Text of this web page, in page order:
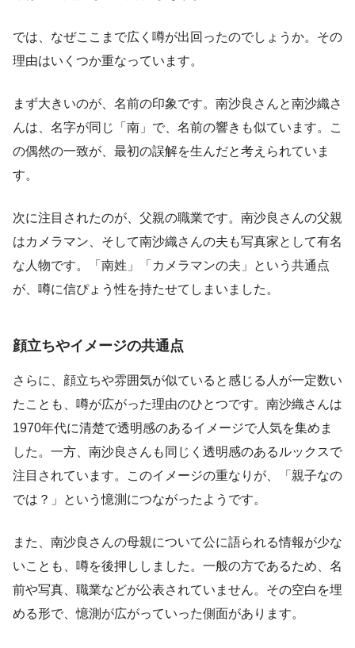
では、なぜここまで広く噂が出回ったのでしょうか。その
理由はいくつか重なっています。
まず大きいのが、名前の印象です。南沙良さんと南沙織さ
んは、名字が同じ「南」で、名前の響きも似ています。こ
の偶然の一致が、最初の誤解を生んだと考えられていま
す。
次に注目されたのが、父親の職業です。南沙良さんの父親
はカメラマン、そして南沙織さんの夫も写真家として有名
な人物です。「南姓」「カメラマンの夫」という共通点
が、噂に信ぴょう性を持たせてしまいました。
顔立ちやイメージの共通点
さらに、顔立ちや雰囲気が似ていると感じる人が一定数い
たことも、噂が広がった理由のひとつです。南沙織さんは
1970年代に清楚で透明感のあるイメージで人気を集めま
した。一方、南沙良さんも同じく透明感のあるルックスで
注目されています。このイメージの重なりが、「親子なの
では？」という憶測につながったようです。
また、南沙良さんの母親について公に語られる情報が少な
いことも、噂を後押ししました。一般の方であるため、名
前や写真、職業などが公表されていません。その空白を埋
める形で、憶測が広がっていった側面があります。